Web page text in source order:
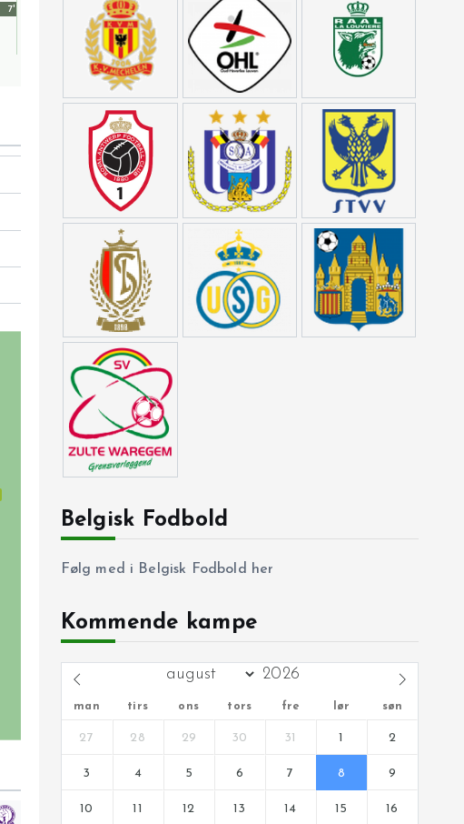
7'
Belgisk Fodbold
Følg med i Belgisk Fodbold her
Kommende kampe
man tirs ons tors fre lør søn
27 28 29 30 31 1 2
3 4 5 6 7 8 9
10 11 12 13 14 15 16